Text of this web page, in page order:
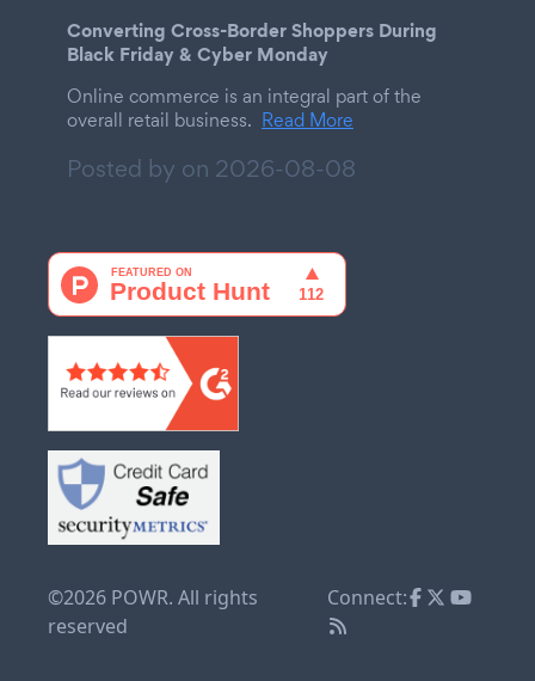
Converting Cross-Border Shoppers During
Black Friday & Cyber Monday
Online commerce is an integral part of the
overall retail business. Read More
Posted by on 2026-08-08
©2026 POWR. All rights
reserved
Connect: